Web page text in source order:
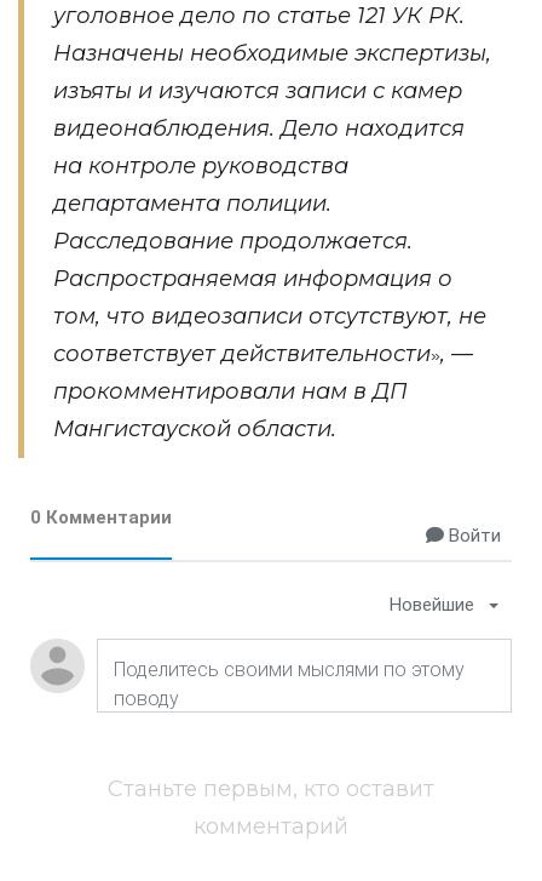
уголовное дело по статье 121 УК РК.
Назначены необходимые экспертизы,
изъяты и изучаются записи с камер
видеонаблюдения. Дело находится
на контроле руководства
департамента полиции.
Расследование продолжается.
Распространяемая информация о
том, что видеозаписи отсутствуют, не
соответствует действительности», —
прокомментировали нам в ДП
Мангистауской области.
0 Комментарии
Войти
Новейшие
Станьте первым, кто оставит
комментарий